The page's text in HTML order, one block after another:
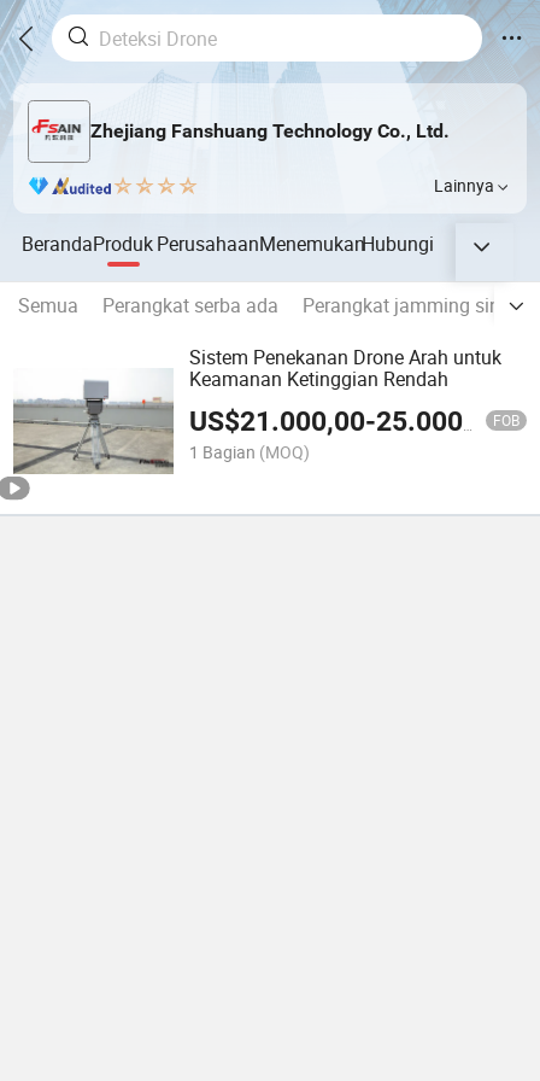
Zhejiang Fanshuang Technology Co., Ltd.
Lainnya
BerandaProdukPerusahaanMenemukanHubungi
Semua Perangkat serba ada
Perangkat jamming sinyal
Sistem Penekanan Drone Arah untuk
Keamanan Ketinggian Rendah
US$21.000,00-25.000,00 FOB
1 Bagian (MOQ)